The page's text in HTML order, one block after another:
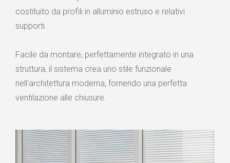
costituito da profili in alluminio estruso e relativi
supporti.
Facile da montare, perfettamente integrato in una
struttura, il sistema crea uno stile funzionale
nell'architettura moderna, fornendo una perfetta
ventilazione alle chiusure.